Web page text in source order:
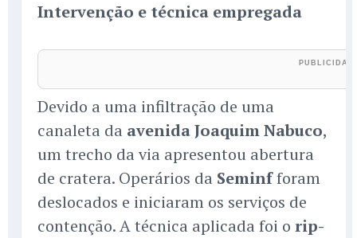
Intervenção e técnica empregada
Devido a uma infiltração de uma
canaleta da avenida Joaquim Nabuco,
um trecho da via apresentou abertura
de cratera. Operários da Seminfforam
deslocados e iniciaram os serviços de
contenção. A técnica aplicada foi o rip-